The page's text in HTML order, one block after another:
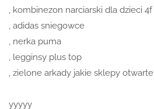
, kombinezon narciarski dla dzieci 4f
, adidas sniegowce
, nerka puma
, legginsy plus top
, zielone arkady jakie sklepy otwarte
yyyyy